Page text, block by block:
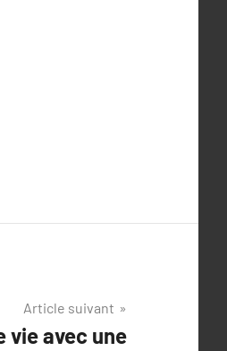
Article suivant
vie avec une